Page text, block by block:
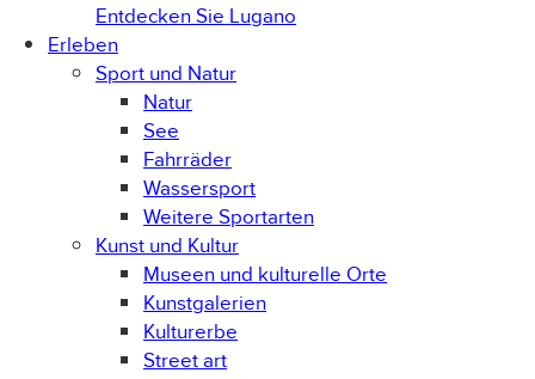
Entdecken Sie Lugano
Erleben
Sport und Natur
Natur
See
Fahrräder
Wassersport
Weitere Sportarten
Kunst und Kultur
Museen und kulturelle Orte
Kunstgalerien
Kulturerbe
Street art